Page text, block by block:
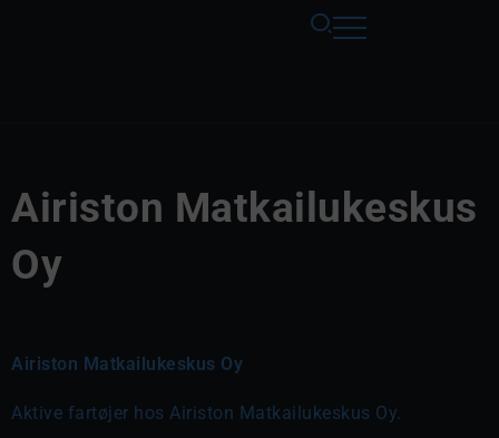
Airiston Matkailukeskus
Oy
Airiston Matkailukeskus Oy
Aktive fartøjer hos Airiston Matkailukeskus Oy.